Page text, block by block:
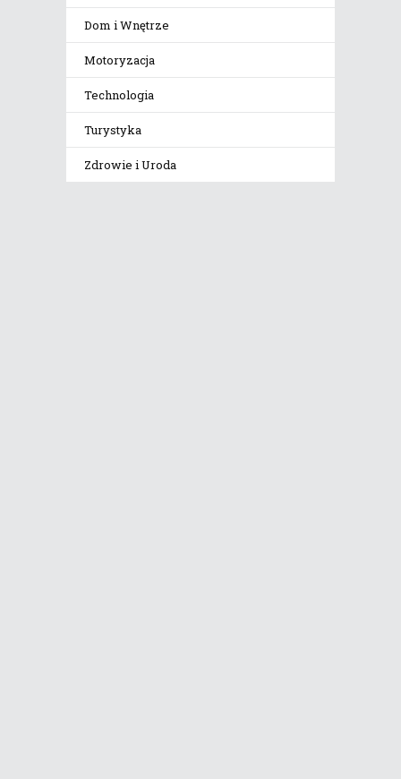
Dom i Wnętrze
Motoryzacja
Technologia
Turystyka
Zdrowie i Uroda